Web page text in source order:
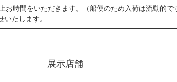
時間をいただきます。（船便のため入荷は流動的で
たします。
展示店舗